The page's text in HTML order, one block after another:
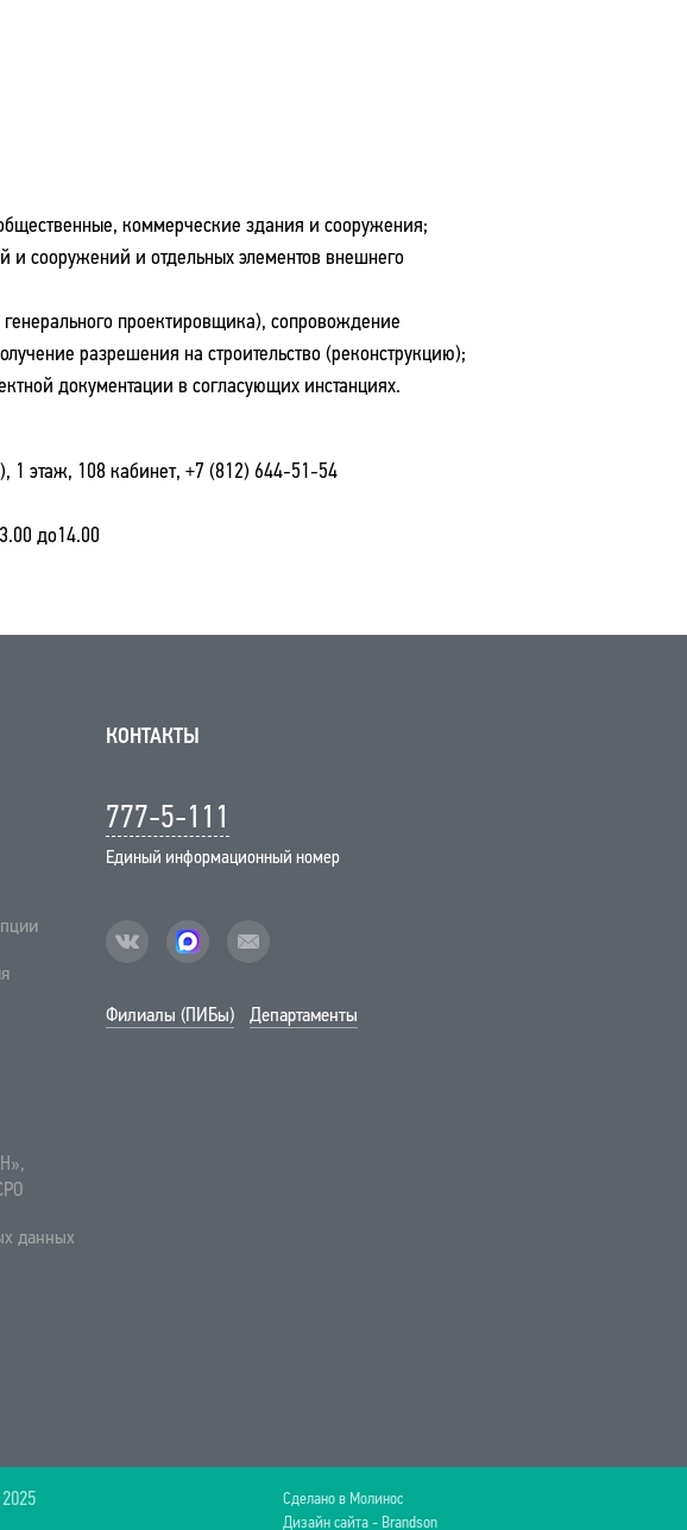
коммерческие здания и сооружения;
и сооружений и отдельных элементов внешнего
проектировщика), сопровождение
разрешения на строительство (реконструкцию);
документации в согласующих инстанциях.
1 этаж, 108 кабинет, +7 (812) 644-51-54
до14.00
данных
КОНТАКТЫ
777-5-111
Единый информационный номер
facebook
Филиалы (ПИБы) Департаменты
Сделано в Молинос
Дизайн сайта - Brandson